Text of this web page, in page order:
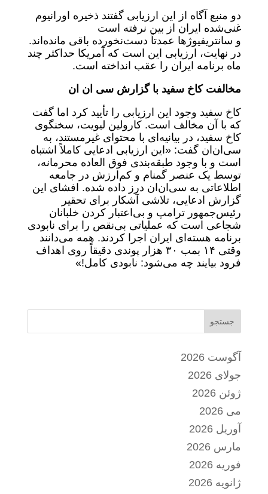
دو منبع آگاه از این ارزیابی گفتند ذخیره اورانیوم
غنی‌شده ایران از بین نرفته است
و سانتریفیوژها عمدتاً دست‌نخورده باقی مانده‌اند.
در نهایت، ارزیابی این است که آمریکا حداکثر چند
ماه برنامه ایران را عقب انداخته است.
مخالفت کاخ سفید با گزارش سی ان ان
کاخ سفید وجود این ارزیابی را تأیید کرد اما گفت
که با آن مخالف است. کارولین لیویت، سخنگوی
کاخ سفید، در بیانیه‌ای با محتوای غیرمستند، به
سی‌ان‌ان گفت: «این ارزیابی ادعایی کاملاً اشتباه
است و با وجود طبقه‌بندی فوق العاده محرمانه،
توسط یک عنصر گمنام و کم‌ارزش در جامعه
اطلاعاتی به سی‌ان‌ان درز داده شده. افشای این
گزارش ادعایی، تلاشی آشکار برای تحقیر
رئیس‌جمهور ترامپ و بی‌اعتبار کردن خلبانان
شجاعی است که عملیاتی بی‌نقص را برای نابودی
برنامه هسته‌ای ایران اجرا کردند. همه می‌دانند
وقتی ۱۴ بمب ۳۰ هزار پوندی دقیقاً روی اهداف
فرود بیایند چه می‌شود: نابودی کامل!»
جستجو
آگوست 2026
جولای 2026
ژوئن 2026
می 2026
آوریل 2026
مارس 2026
فوریه 2026
ژانویه 2026